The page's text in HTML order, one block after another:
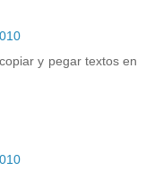
y pegar textos en